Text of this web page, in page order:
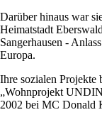
Darüber hinaus war
Heimatstadt
Sangerhausen -
Europa.
Ihre sozialen Projekte
„Wohnprojekt
2002 bei MC Donald